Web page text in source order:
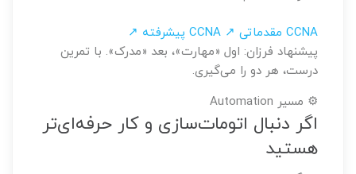
CCNA مقدماتی ↗
CCNA پیشرفته ↗
پیشنهاد فرزان: اول «مهارت»، بعد «مدرک». با تمرین
درست، هر دو را می‌گیری.
⚙️ مسیر Automation
اگر دنبال اتومات‌سازی و کار حرفه‌ای‌تر
هستید